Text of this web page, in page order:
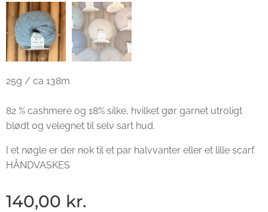
25g / ca 138m
82 % cashmere og 18% silke, hvilket gør garnet utroligt
blødt og velegnet til selv sart hud.
I et nøgle er der nok til et par halvvanter eller et lille scarf.
HÅNDVASKES
140,00 kr.